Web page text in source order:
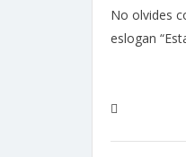
No olvides
eslogan